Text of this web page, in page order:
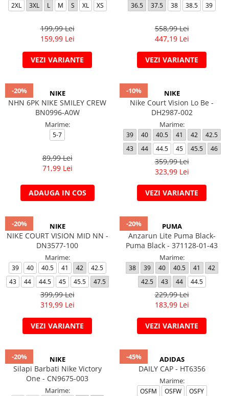
2XL 3XL L M S XL XS
199,99 Lei
159,99 Lei
VEZI VARIANTE
36.5 37.5 38 38.5 39
558,99 Lei
447,19 Lei
VEZI VARIANTE
-20% NIKE
NHN 6PK NIKE SMILEY CREW
BN0996-A0W
Marime:
5-7
89,99 Lei
71,99 Lei
ADAUGA IN COS
-10% NIKE
Nike Court Vision Lo Be -
DH2987-002
Marime:
39 40 40.5 41 42
42.5
43
44 44.5 45 45.5 46
359,99 Lei
323,99 Lei
VEZI VARIANTE
-20% NIKE
NIKE COURT VISION MID NN -
DN3577-100
Marime:
39 40 40.5 41 42
42.5
43
44 44.5 45 45.5 47.5
399,99 Lei
319,99 Lei
VEZI VARIANTE
-20% PUMA
Anzarun Lite Puma Black-
Puma Black - 371128-01-43
Marime:
38 39 40 40.5 41
42
42.5
43 44 44.5
229,99 Lei
183,99 Lei
VEZI VARIANTE
-20% NIKE
Silapi Barbati Nike Victory
One - CN9675-003
Marime:
-45% ADIDAS
DAILY CAP - HT6356
Marime:
OSFM OSFW OSFY